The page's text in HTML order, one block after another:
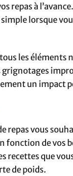
repas à
lorsque
tous les
grignotages
un impact
repas vous
fonction de vos
recettes que
de poids.